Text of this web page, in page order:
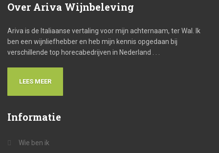
Over Ariva Wijnbeleving
Ariva is de Italiaanse vertaling voor mijn achternaam, ter Wal. Ik
ben een wijnliefhebber en heb mijn kennis opgedaan bij
verschillende top horecabedrijven in Nederland . . .
LEES MEER
Informatie
Wie ben ik